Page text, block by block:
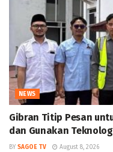
NEWS
Gibran Titip Pesan
dan Gunakan
BY SAGOE TV August 8, 2026